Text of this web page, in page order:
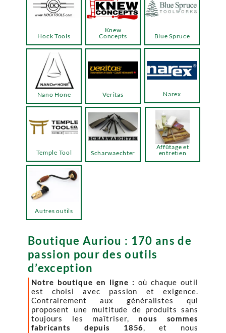
Boutique Auriou : 170 ans de
passion pour des outils
d’exception
Notre boutique en ligne : où chaque outil
est choisi avec passion et exigence.
Contrairement aux généralistes qui
proposent une multitude de produits sans
toujours les maîtriser, nous sommes
fabricants depuis 1856, et nous
Hock Tools
Knew
Concepts
Temple Tool
Blue Spruce
Narex
Veritas
Nano Hone
Autres outils
Scharwaechter
Affûtage et
entretien